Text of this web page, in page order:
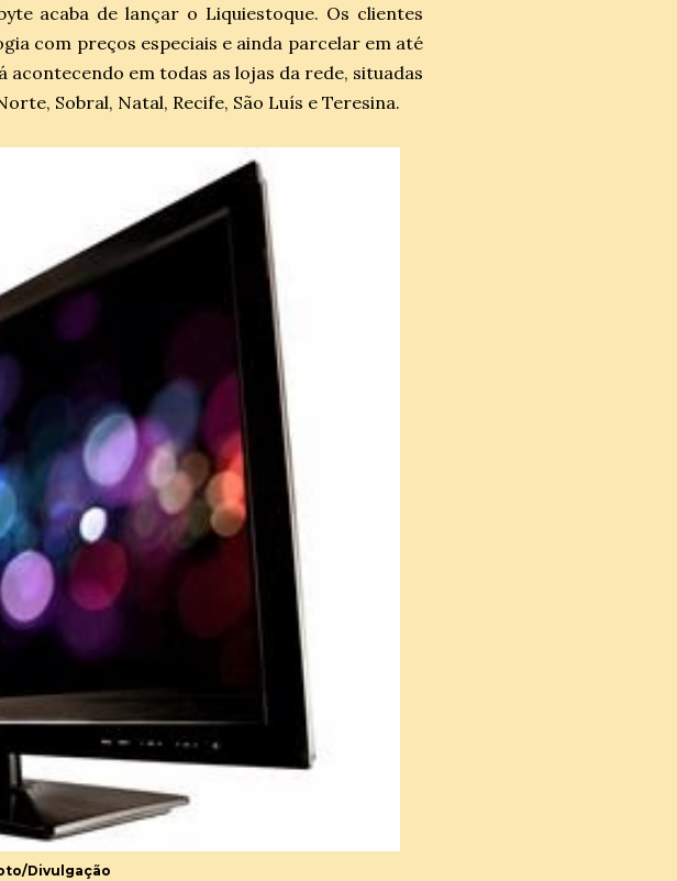
acaba de lançar o Liquiestoque. Os clientes
com preços especiais e ainda parcelar em até
acontecendo em todas as lojas da rede, situadas
Sobral, Natal, Recife, São Luís e Teresina.
Divulgação